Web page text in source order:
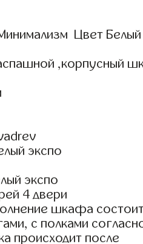
Цвет Белый
,корпусный
экспо
экспо
4 двери
шкафа
с полками
происходит после